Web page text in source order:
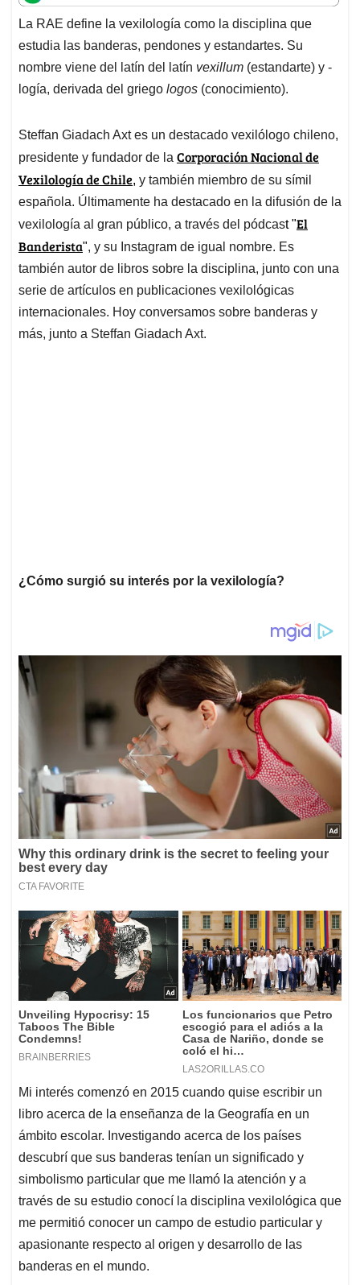
t
s
A
p
p
e
b
o
o
k
k
e
d
I
n
i
l
e
a
d
s
La RAE define la vexilología como la disciplina que
estudia las banderas, pendones y estandartes. Su
nombre viene del latín del latín vexillum (estandarte) y -
logía, derivada del griego logos (conocimiento).
Steffan Giadach Axt es un destacado vexilólogo chileno,
presidente y fundador de la Corporación Nacional de
Vexilología de Chile, y también miembro de su símil
española. Últimamente ha destacado en la difusión de la
vexilología al gran público, a través del pódcast "El
Banderista", y su Instagram de igual nombre. Es
también autor de libros sobre la disciplina, junto con una
serie de artículos en publicaciones vexilológicas
internacionales. Hoy conversamos sobre banderas y
más, junto a Steffan Giadach Axt.
¿Cómo surgió su interés por la vexilología?
Mi interés comenzó en 2015 cuando quise escribir un
libro acerca de la enseñanza de la Geografía en un
ámbito escolar. Investigando acerca de los países
descubrí que sus banderas tenían un significado y
simbolismo particular que me llamó la atención y a
través de su estudio conocí la disciplina vexilológica que
me permitió conocer un campo de estudio particular y
apasionante respecto al origen y desarrollo de las
banderas en el mundo.